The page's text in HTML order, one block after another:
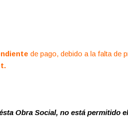
de pago, debido a la falta de
Obra Social, no está permitido